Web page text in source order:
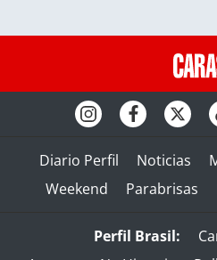
Diario Perfil Noticias
Weekend
Parabrisas
Perfil Brasil: